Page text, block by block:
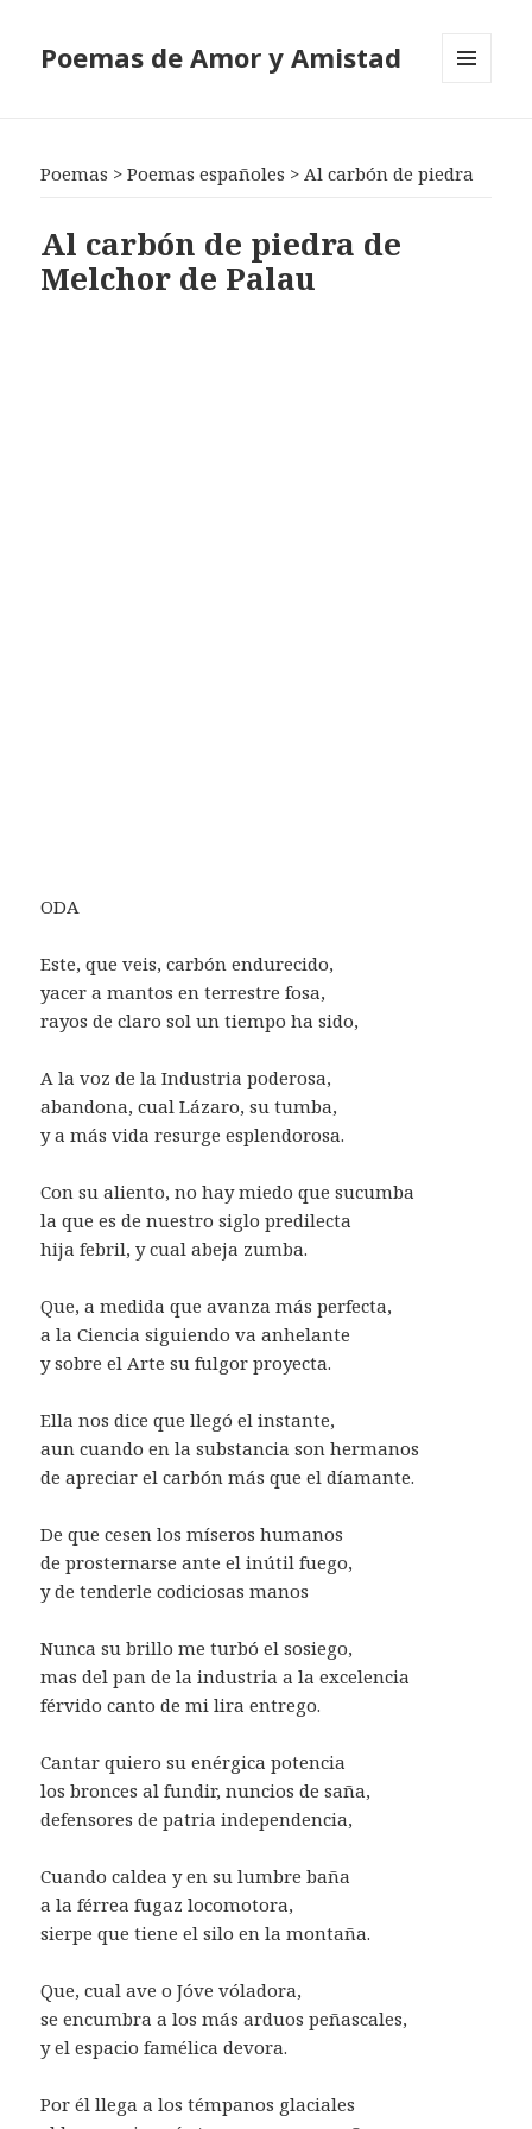
Poemas de Amor y Amistad
Poemas >Poemas españoles >Al carbón de piedra
Al carbón de piedra de
Melchor de Palau
ODA
Este, que veis, carbón endurecido,
yacer a mantos en terrestre fosa,
rayos de claro sol un tiempo ha sido,
A la voz de la Industria poderosa,
abandona, cual Lázaro, su tumba,
y a más vida resurge esplendorosa.
Con su aliento, no hay miedo que sucumba
la que es de nuestro siglo predilecta
hija febril, y cual abeja zumba.
Que, a medida que avanza más perfecta,
a la Ciencia siguiendo va anhelante
y sobre el Arte su fulgor proyecta.
Ella nos dice que llegó el instante,
aun cuando en la substancia son hermanos
de apreciar el carbón más que el díamante.
De que cesen los míseros humanos
de prosternarse ante el inútil fuego,
y de tenderle codiciosas manos
Nunca su brillo me turbó el sosiego,
mas del pan de la industria a la excelencia
férvido canto de mi lira entrego.
Cantar quiero su enérgica potencia
los bronces al fundir, nuncios de saña,
defensores de patria independencia,
Cuando caldea y en su lumbre baña
a la férrea fugaz locomotora,
sierpe que tiene el silo en la montaña.
Que, cual ave o Jóve vóladora,
se encumbra a los más arduos peñascales,
y el espacio famélica devora.
Por él llega a los témpanos glaciales